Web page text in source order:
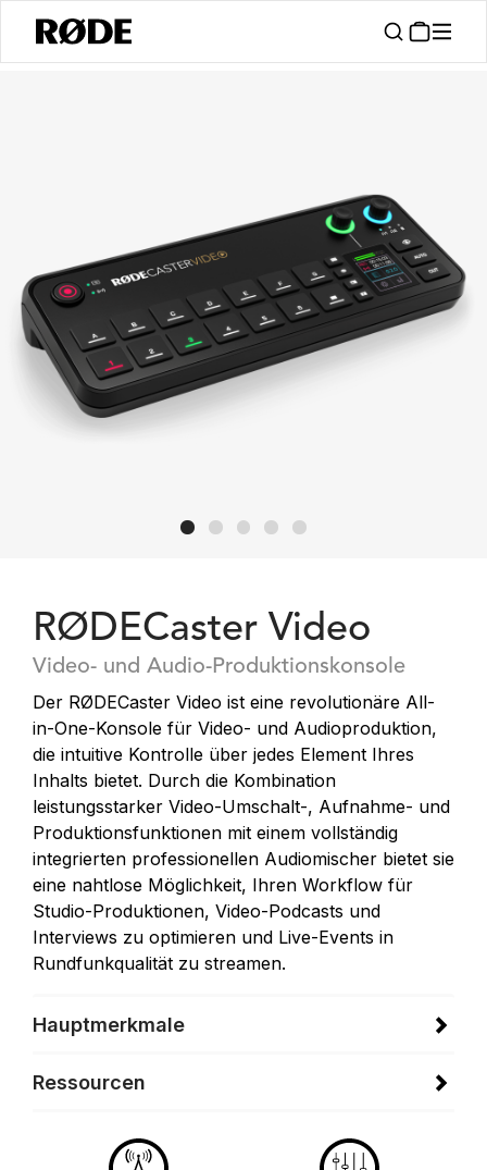
RØDECaster Video
Video- und Audio-Produktionskonsole
Der RØDECaster Video ist eine revolutionäre All-
in-One-Konsole für Video- und Audioproduktion,
die intuitive Kontrolle über jedes Element Ihres
Inhalts bietet. Durch die Kombination
leistungsstarker Video-Umschalt-, Aufnahme- und
Produktionsfunktionen mit einem vollständig
integrierten professionellen Audiomischer bietet sie
eine nahtlose Möglichkeit, Ihren Workflow für
Studio-Produktionen, Video-Podcasts und
Interviews zu optimieren und Live-Events in
Rundfunkqualität zu streamen.
Hauptmerkmale
Ressourcen